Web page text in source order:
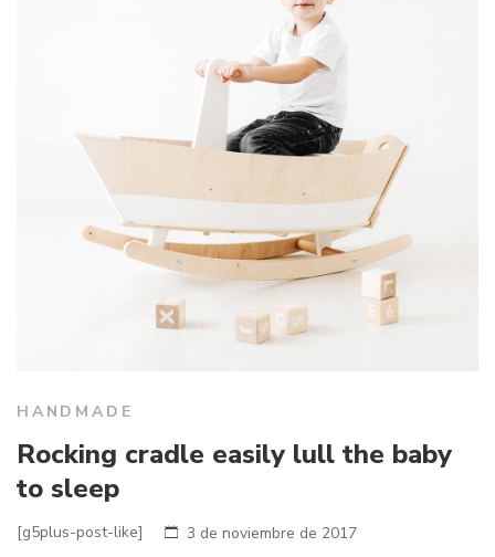
HANDMADE
Rocking cradle easily lull the baby
to sleep
[g5plus-post-like] 3 de noviembre de 2017